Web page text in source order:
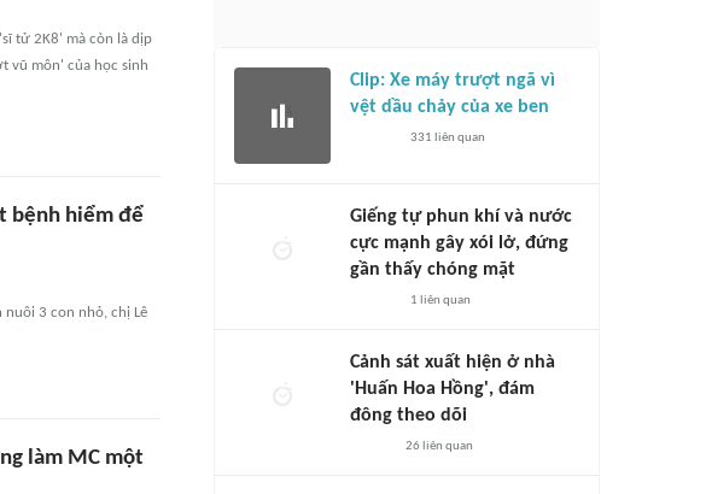
tử 2K8' mà còn là dịp
vũ môn' của học sinh
bệnh hiểm để
nuôi 3 con nhỏ, chị Lê
làm MC một
Clip: Xe máy trượt ngã vì
vệt dầu chảy của xe ben
331 liên quan
Giếng tự phun khí và nước
cực mạnh gây xói lở, đứng
gần thấy chóng mặt
1 liên quan
Cảnh sát xuất hiện ở nhà
'Huấn Hoa Hồng', đám
đông theo dõi
26 liên quan